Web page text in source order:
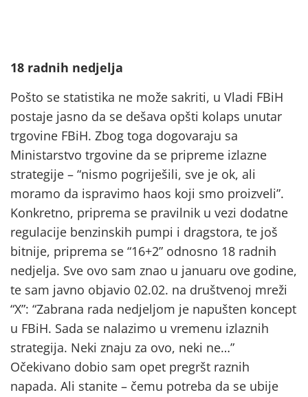
18 radnih nedjelja
Pošto se statistika ne može sakriti, u Vladi FBiH
postaje jasno da se dešava opšti kolaps unutar
trgovine FBiH. Zbog toga dogovaraju sa
Ministarstvo trgovine da se pripreme izlazne
strategije – “nismo pogriješili, sve je ok, ali
moramo da ispravimo haos koji smo proizveli”.
Konkretno, priprema se pravilnik u vezi dodatne
regulacije benzinskih pumpi i dragstora, te još
bitnije, priprema se “16+2” odnosno 18 radnih
nedjelja. Sve ovo sam znao u januaru ove godine,
te sam javno objavio 02.02. na društvenoj mreži
“X”: “Zabrana rada nedjeljom je napušten koncept
u FBiH. Sada se nalazimo u vremenu izlaznih
strategija. Neki znaju za ovo, neki ne…”
Očekivano dobio sam opet pregršt raznih
napada. Ali stanite – čemu potreba da se ubije